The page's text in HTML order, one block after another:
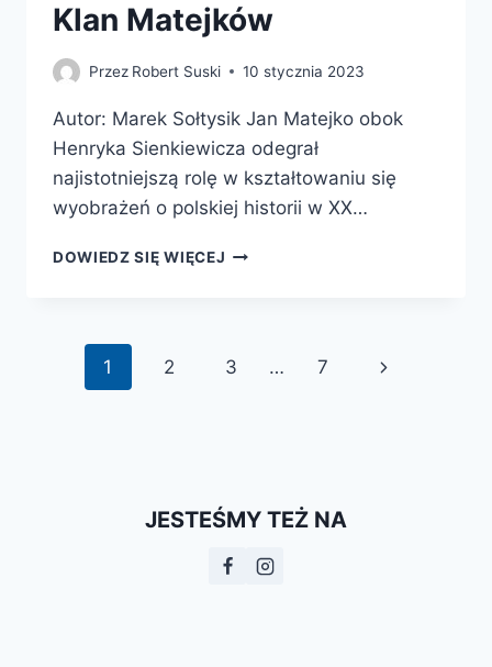
Klan Matejków
Przez Robert Suski 10 stycznia 2023
Autor: Marek Sołtysik Jan Matejko obok
Henryka Sienkiewicza odegrał
najistotniejszą rolę w kształtowaniu się
wyobrażeń o polskiej historii w XX…
DOWIEDZ SIĘ WIĘCEJ KLAN
Nawigacja
1 2 3 … 7
Następna
JESTEŚMY TEŻ NA